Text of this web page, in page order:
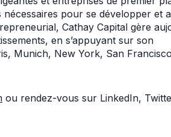
pour se développer et
Cathay Capital gère
en s’appuyant sur son
Munich, New York, San
ou rendez-vous sur LinkedIn,